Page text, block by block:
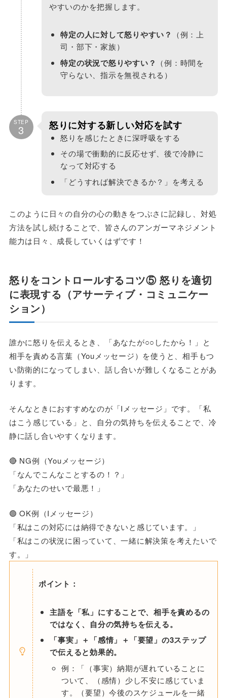
やすいのかを把握します。
特定の人に対して怒りやすい？
（例：上
司・部下・家族）
特定の状況で怒りやすい？ （例：時間を
守らない、指示を無視される）
STEP
3 怒りに対する新しい対応を試す
怒りを感じたときに深呼吸をする
その場で衝動的に反応せず、後で冷静に
なって対応する
「どうすれば解決できるか？」を考える
このように日々の自分の心の動きをつぶさに記録し、対処
方法を試し続けることで、皆さんのアンガーマネジメント
能力は日々、成長していくはずです！
怒りをコントロールする コツ⑤怒りを適切
に表現する（アサーティブ・コミュニケー
ション）
誰かに怒りを伝えるとき、「あなたが○○したから！」と
相手を責める言葉（Youメッセージ）を使うと、相手もつ
い防衛的になってしまい、話し合いが難しくなることがあ
ります。
そんなときにおすすめなのが「Iメッセージ」です。「私
はこう感じている」と、自分の気持ちを伝えることで、冷
静に話し合いやすくなります。
🔴 NG例（Youメッセージ）
「なんでこんなことするの！？」
「あなたのせいで最悪！」
🟢 OK例（Iメッセージ）
「私はこの対応には納得できないと感じています。」
「私はこの状況に困っていて、一緒に解決策を考えたいで
す。」
ポイント：
主語を「私」にすることで、相手を責めるの
ではなく、自分の気持ちを伝える。
「事実」＋「感情」＋「要望」の3ステップ
で伝えると効果的。
例：「（事実）納期が遅れていることに
ついて、（感情）少し不安に感じていま
す。（要望）今後のスケジュールを一緒